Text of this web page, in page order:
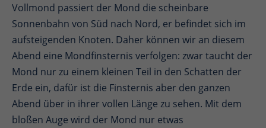
Vollmond passiert der Mond die scheinbare
Sonnenbahn von Süd nach Nord, er befindet sich im
aufsteigenden Knoten. Daher können wir an diesem
Abend eine Mondfinsternis verfolgen: zwar taucht der
Mond nur zu einem kleinen Teil in den Schatten der
Erde ein, dafür ist die Finsternis aber den ganzen
Abend über in ihrer vollen Länge zu sehen. Mit dem
bloßen Auge wird der Mond nur etwas